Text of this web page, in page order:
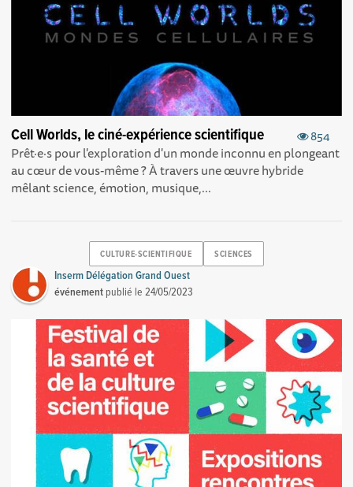
854
Cell Worlds, le ciné-expérience scientifique
Prêt·e·s pour l'exploration d'un monde inconnu en plongeant
au cœur de vous-même ? À travers une œuvre hybride
mêlant science, émotion, musique,...
CULTURE-SCIENTIFIQUE SCIENCES
Inserm Délégation Grand Ouest
événement publié le24/05/2023